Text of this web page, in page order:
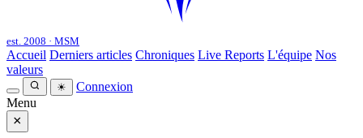
est. 2008 · MSM
Accueil Derniers articles Chroniques Live Reports L'équipe Nos
valeurs
☀
Connexion
Menu
×